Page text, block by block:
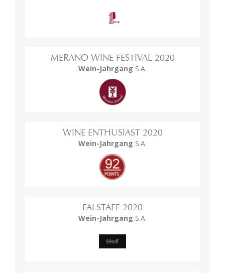
MERANO WINE FESTIVAL 2020
Wein-Jahrgang S.A.
WINE ENTHUSIAST 2020
Wein-Jahrgang S.A.
FALSTAFF 2020
Wein-Jahrgang S.A.